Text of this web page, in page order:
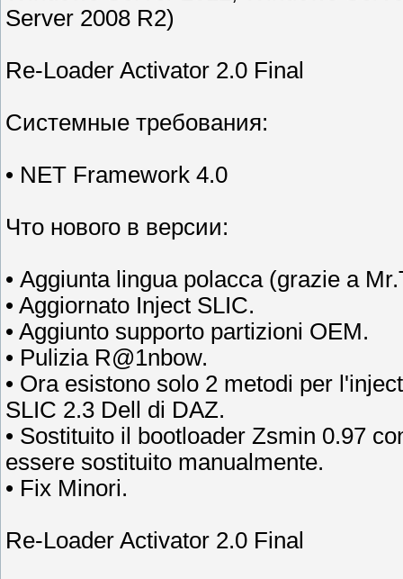
Server 2008 R2)
Re-Loader Activator 2.0 Final
Системные требования:
• NET Framework 4.0
Что нового в версии:
• Aggiunta lingua polacca (grazie a
• Aggiornato Inject SLIC.
• Aggiunto supporto partizioni OEM.
• Pulizia R@1nbow.
• Ora esistono solo 2 metodi per
SLIC 2.3 Dell di DAZ.
• Sostituito il bootloader Zsmin 0.97
essere sostituito manualmente.
• Fix Minori.
Re-Loader Activator 2.0 Final